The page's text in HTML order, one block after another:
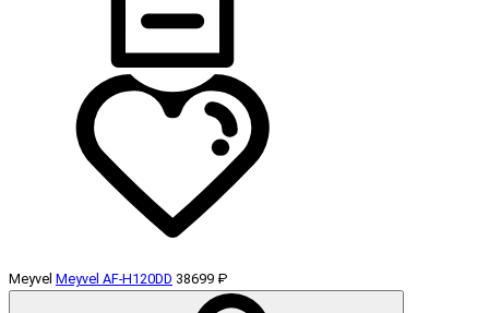
Meyvel Meyvel AF-H120DD 38699 ₽